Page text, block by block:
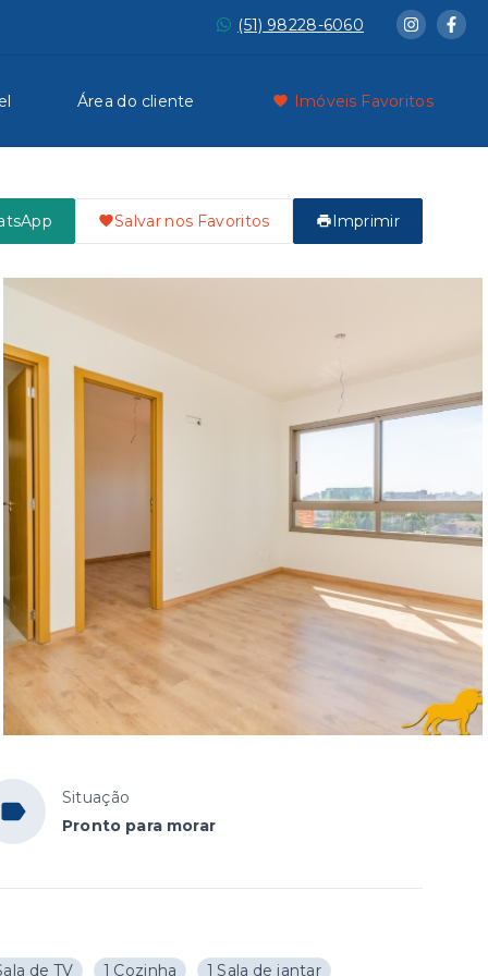
(51) 98228-6060
Área do cliente Imóveis Favoritos
Salvar nos Favoritos Imprimir
Situação
Pronto para morar
de TV 1 Cozinha
1 Sala de jantar